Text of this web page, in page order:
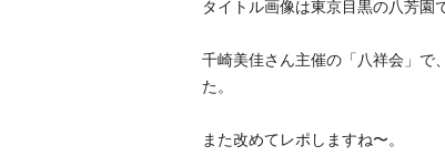
タイトル画像は東京目黒の八芳園
千崎美佳さん主催の「八祥会」で
た。
また改めてレポしますね〜。